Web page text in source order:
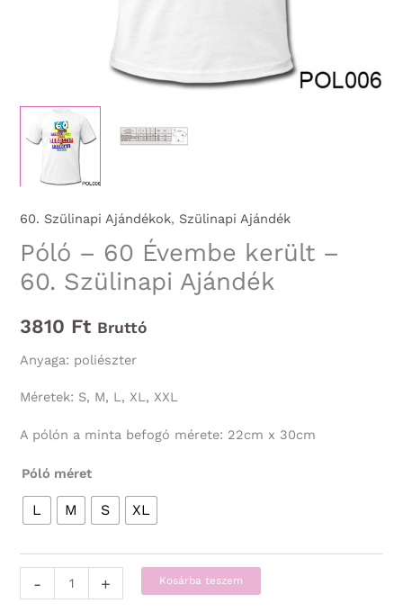
60. Szülinapi Ajándékok, Szülinapi Ajándék
Póló – 60 Évembe került –
60. Szülinapi Ajándék
3810 Ft Bruttó
Anyaga: poliészter
Méretek: S, M, L, XL, XXL
A pólón a minta befogó mérete: 22cm x 30cm
Póló méret
L M S XL
-
-
+ Kosárba teszem